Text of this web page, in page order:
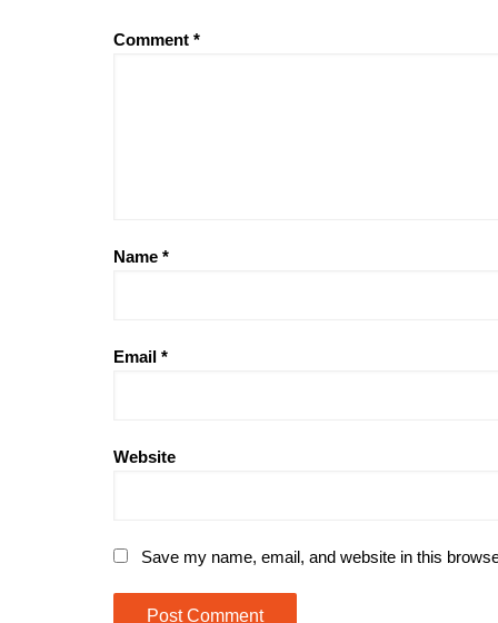
Comment *
Name *
Email *
Website
Save my name, email, and website in this